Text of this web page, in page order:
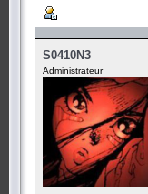
S0410N3
Administrateur